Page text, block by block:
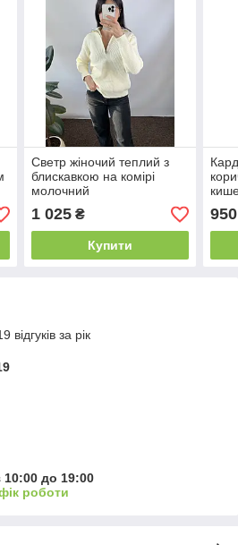
Светр жіночий теплий з
блискавкою на комірі
молочний
1 025₴
Купити
950
за рік
10:00 до 19:00
роботи